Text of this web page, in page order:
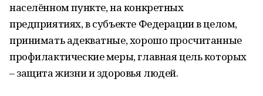
населённом пункте, на конкретных
предприятиях, в субъекте Федерации в целом,
принимать адекватные, хорошо просчитанные
профилактические меры, главная цель которых
– защита жизни и здоровья людей.